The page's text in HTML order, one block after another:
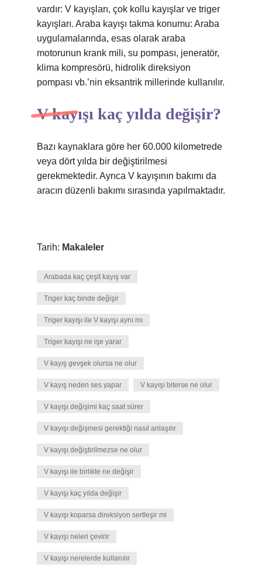
vardır: V kayışları, çok kollu kayışlar ve triger
kayışları. Araba kayışı takma konumu: Araba
uygulamalarında, esas olarak araba
motorunun krank mili, su pompası, jeneratör,
klima kompresörü, hidrolik direksiyon
pompası vb.’nin eksantrik millerinde kullanılır.
V kayışı kaç yılda değişir?
Bazı kaynaklara göre her 60.000 kilometrede
veya dört yılda bir değiştirilmesi
gerekmektedir. Ayrıca V kayışının bakımı da
aracın düzenli bakımı sırasında yapılmaktadır.
Tarih: Makaleler
Arabada kaç çeşit kayış var
Triger kaç binde değişir
Triger kayışı ile V kayışı aynı mı
Triger kayışı ne işe yarar
V kayış gevşek olursa ne olur
V kayış neden ses yapar V kayışı biterse ne olur
V kayışı değişimi kaç saat sürer
V kayışı değişmesi gerektiği nasıl anlaşılır
V kayışı değiştirilmezse ne olur
V kayışı ile birlikte ne değişir
V kayışı kaç yılda değişir
V kayışı koparsa direksiyon sertleşir mi
V kayışı neleri çevirir
V kayışı nerelerde kullanılır